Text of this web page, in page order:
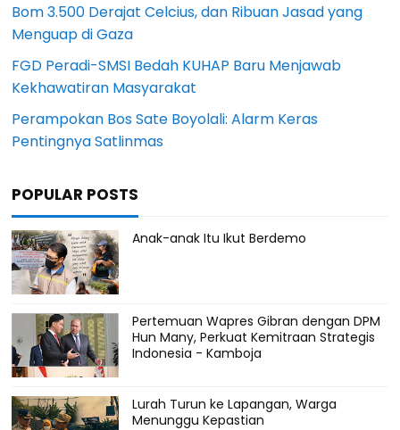
Bom 3.500 Derajat Celcius, dan Ribuan Jasad yang
Menguap di Gaza
FGD Peradi-SMSI Bedah KUHAP Baru Menjawab
Kekhawatiran Masyarakat
Perampokan Bos Sate Boyolali: Alarm Keras
Pentingnya Satlinmas
POPULAR POSTS
Anak-anak Itu Ikut Berdemo
Pertemuan Wapres Gibran dengan DPM
Hun Many, Perkuat Kemitraan Strategis
Indonesia - Kamboja
Lurah Turun ke Lapangan, Warga
Menunggu Kepastian